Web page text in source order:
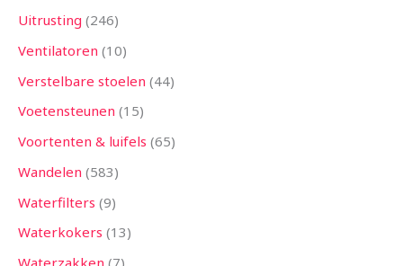
Uitrusting 246
Ventilatoren 10
Verstelbare stoelen 44
Voetensteunen 15
Voortenten & luifels 65
Wandelen 583
Waterfilters 9
Waterkokers 13